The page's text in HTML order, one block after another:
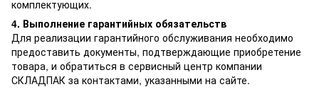
комплектующих.
4. Выполнение гарантийных обязательств
Для реализации гарантийного обслуживания необходимо
предоставить документы, подтверждающие приобретение
товара, и обратиться в сервисный центр компании
СКЛАДПАК за контактами, указанными на сайте.